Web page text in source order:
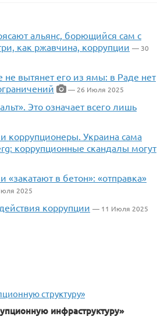
альянс, борющийся сам с
как ржавчина, коррупции — 30
вытянет его из ямы: в Раде нет
— 26 Июля 2025
Это означает всего лишь
коррупционеры. Украина сама
коррупционные скандалы могут
в бетон»: «отправка»
2025
коррупции — 11 Июля 2025
структуру»
инфраструктуру»